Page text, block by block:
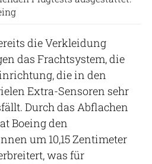
die Verkleidung
das Frachtsystem, die
die in den
Extra-Sensoren sehr
Durch das Abflachen
Boeing den
um 10,15 Zentimeter
was für